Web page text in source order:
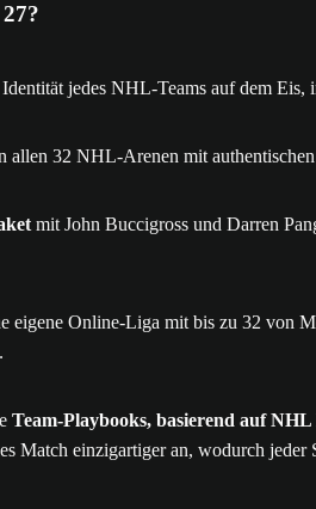
jedes NHL-Teams auf dem Eis,
allen 32 NHL-Arenen mit
mit John Buccigross und Darren
eigene Online-Liga mit bis zu 32 von
Team-Playbooks, basierend auf
Match einzigartiger an, wodurch jeder